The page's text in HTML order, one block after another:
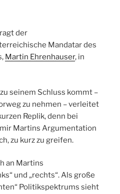
der
Mandatar des
Martin Ehrenhauser, in
seinem Schluss kommt –
zu nehmen – verleitet
Replik, denn bei
Martins Argumentation
zu kurz zu greifen.
an Martins
und „rechts“. Als große
Politikspektrums sieht